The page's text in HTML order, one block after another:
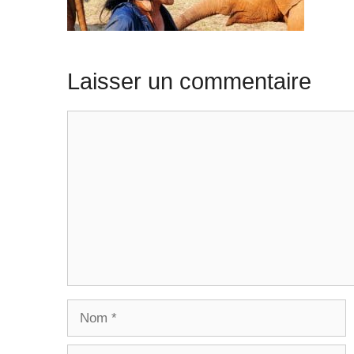
Laisser un commentaire